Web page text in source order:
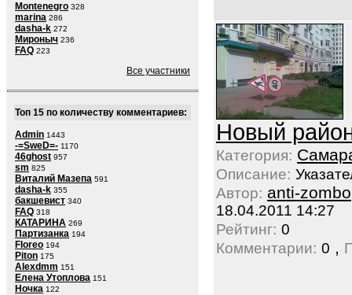
Montenegro 328
marina 286
dasha-k 272
Мироныч 236
FAQ 223
Все участники
Топ 15 по количеству комментариев:
Admin 1443
-=SweD=- 1170
46ghost 957
sm 825
Виталий Мазепа 591
dasha-k 355
бакшевист 340
FAQ 318
КАТАРИНА 269
Партизанка 194
Floreo 194
Piton 175
Alexdmm 151
Елена Утоплова 151
Ночка 122
Новый
Категория:
Описание:
Автор: anti-zombo
18.04.2011 14:27
Рейтинг: 0
Комментарии: 0 ,